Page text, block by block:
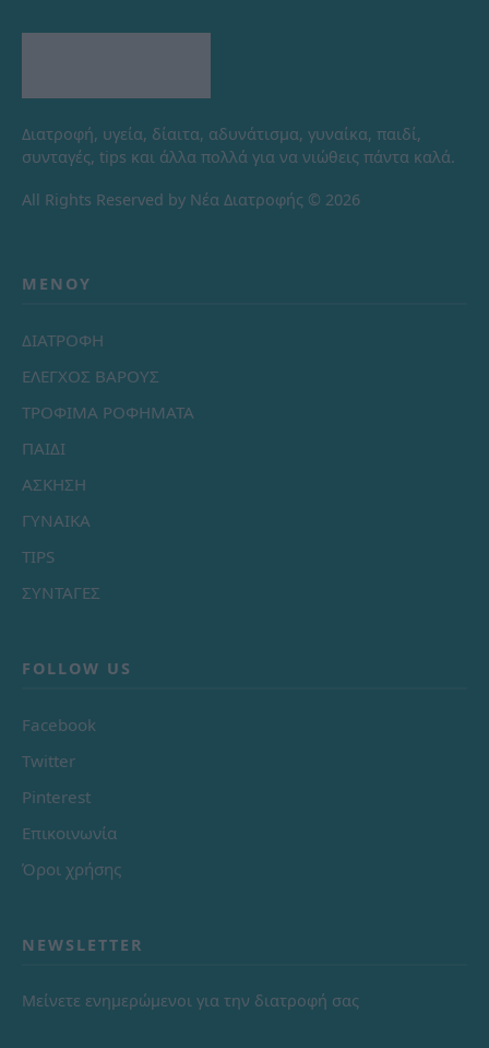
Διατροφή, υγεία, δίαιτα, αδυνάτισμα, γυναίκα, παιδί,
συνταγές, tips και άλλα πολλά για να νιώθεις πάντα καλά.
All Rights Reserved by Νέα Διατροφής © 2026
ΜΕΝΟΎ
ΔΙΑΤΡΟΦΗ
ΕΛΕΓΧΟΣ ΒΑΡΟΥΣ
ΤΡΟΦΙΜΑ ΡΟΦΗΜΑΤΑ
ΠΑΙΔΙ
ΑΣΚΗΣΗ
ΓΥΝΑΙΚΑ
TIPS
ΣΥΝΤΑΓΕΣ
FOLLOW US
Facebook
Twitter
Pinterest
Επικοινωνία
Όροι χρήσης
NEWSLETTER
Μείνετε ενημερώμενοι για την διατροφή σας